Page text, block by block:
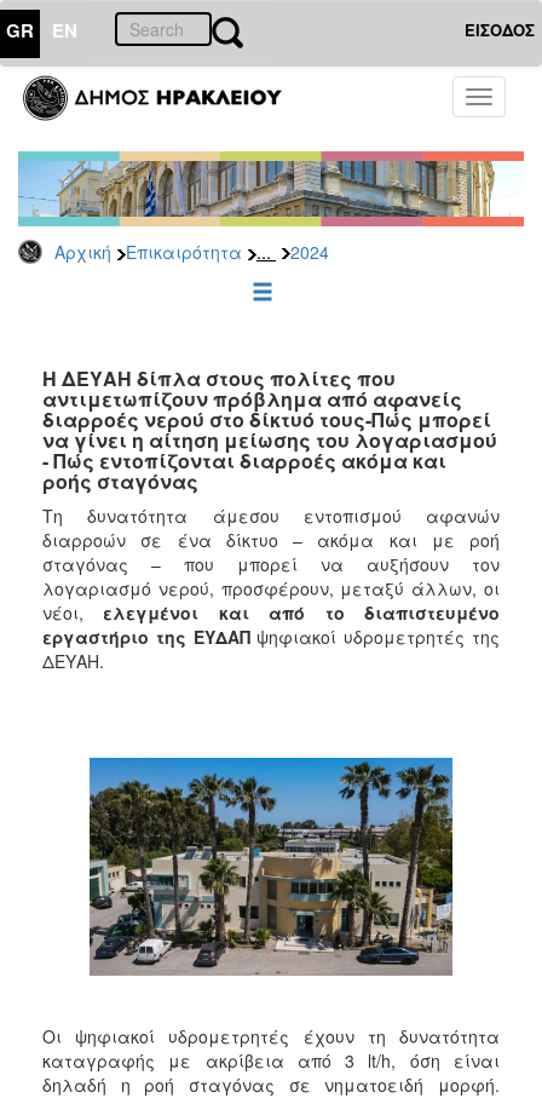
GR EN ΕΙΣΟΔΟΣ
Toggle
Αρχική Επικαιρότητα ... 2024
ΕΠΙΚΑΙΡΟΤΗΤΑ
Τύπου
Αρχείο
2026
2025
2022
2021
2020
2019
2018
2017
2016
2015
2013
2010
2006
ΗΡΑΚΛΕΙΟ
Η ΔΕΥΑΗ δίπλα στους πολίτες που
αντιμετωπίζουν πρόβλημα από αφανείς
διαρροές νερού στο δίκτυό τους-Πώς μπορεί
να γίνει η αίτηση μείωσης του λογαριασμού
- Πώς εντοπίζονται διαρροές ακόμα και
ροής σταγόνας
Τη δυνατότητα άμεσου εντοπισμού αφανών
διαρροών σε ένα δίκτυο – ακόμα και με ροή
σταγόνας – που μπορεί να αυξήσουν τον
λογαριασμό νερού, προσφέρουν, μεταξύ άλλων, οι
νέοι, ελεγμένοι και από το διαπιστευμένο
εργαστήριο της ΕΥΔΑΠ ψηφιακοί υδρομετρητές της
ΔΕΥΑΗ.
Οι ψηφιακοί υδρομετρητές έχουν τη δυνατότητα
καταγραφής με ακρίβεια από 3 lt/h, όση είναι
δηλαδή η ροή σταγόνας σε νηματοειδή μορφή.